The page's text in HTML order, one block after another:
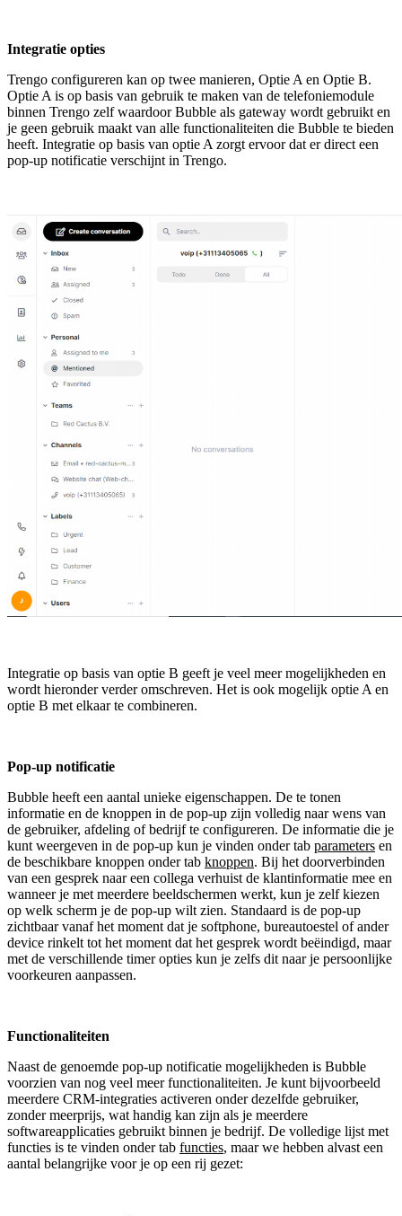
Integratie opties
Trengo configureren kan op twee manieren, Optie A en Optie B.
Optie A is op basis van gebruik te maken van de telefoniemodule
binnen Trengo zelf waardoor Bubble als gateway wordt gebruikt en
je geen gebruik maakt van alle functionaliteiten die Bubble te bieden
heeft. Integratie op basis van optie A zorgt ervoor dat er direct een
pop-up notificatie verschijnt in Trengo.
Integratie op basis van optie B geeft je veel meer mogelijkheden en
wordt hieronder verder omschreven. Het is ook mogelijk optie A en
optie B met elkaar te combineren.
Pop-up notificatie
Bubble heeft een aantal unieke eigenschappen. De te tonen
informatie en de knoppen in de pop-up zijn volledig naar wens van
de gebruiker, afdeling of bedrijf te configureren. De informatie die je
kunt weergeven in de pop-up kun je vinden onder tab parameters en
de beschikbare knoppen onder tab knoppen. Bij het doorverbinden
van een gesprek naar een collega verhuist de klantinformatie mee en
wanneer je met meerdere beeldschermen werkt, kun je zelf kiezen
op welk scherm je de pop-up wilt zien. Standaard is de pop-up
zichtbaar vanaf het moment dat je softphone, bureautoestel of ander
device rinkelt tot het moment dat het gesprek wordt beëindigd, maar
met de verschillende timer opties kun je zelfs dit naar je persoonlijke
voorkeuren aanpassen.
Functionaliteiten
Naast de genoemde pop-up notificatie mogelijkheden is Bubble
voorzien van nog veel meer functionaliteiten. Je kunt bijvoorbeeld
meerdere CRM-integraties activeren onder dezelfde gebruiker,
zonder meerprijs, wat handig kan zijn als je meerdere
softwareapplicaties gebruikt binnen je bedrijf. De volledige lijst met
functies is te vinden onder tab functies, maar we hebben alvast een
aantal belangrijke voor je op een rij gezet: